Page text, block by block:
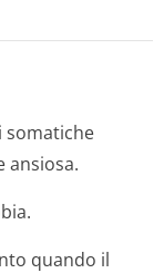
somatiche
ansiosa.
quando il